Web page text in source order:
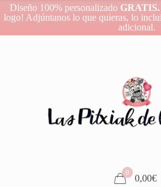
Diseño 100% personalizado GRATIS.
logo! Adjúntanos lo que quieras, lo
adicional.
0
0,00€